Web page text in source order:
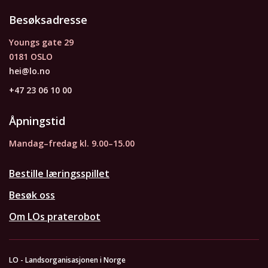
Besøksadresse
Youngs gate 29
0181 OSLO
hei@lo.no
+47 23 06 10 00
Åpningstid
Mandag–fredag kl. 9.00–15.00
Bestille læringsspillet
Besøk oss
Om LOs praterobot
LO - Landsorganisasjonen i Norge